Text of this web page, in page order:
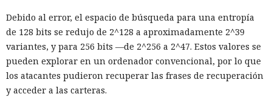
Cada sistema continuó la frase sobre un animal que se
dirigía a la granja, la cocina, el río o la tienda miles de
veces. Como personajes se emplearon: oso, ave, gato, perro,
ratón, cerdo y conejo. Los investigadores también
cambiaron el parámetro de aleatoriedad de la generación;
sin embargo, el escenario y la temperatura casi no afectaron
Debido al error, el espacio de búsqueda para una entropía
de 128 bits se redujo de 2^128 a aproximadamente 2^39
variantes, y para 256 bits —de 2^256 a 2^47. Estos valores se
pueden explorar en un ordenador convencional, por lo que
los atacantes pudieron recuperar las frases de recuperación
y acceder a las carteras.